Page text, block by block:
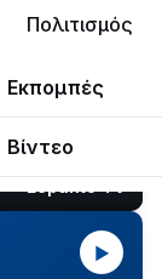
Πολιτισμός
Εκπομπές
Βίντεο
▶